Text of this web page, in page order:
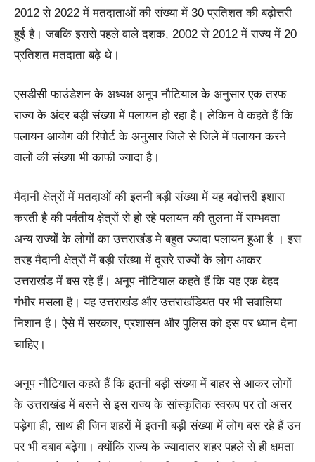
2012 से 2022 में मतदाताओं की संख्या में 30 प्रतिशत की बढ़ोत्तरी
हुई है। जबकि इससे पहले वाले दशक, 2002 से 2012 में राज्य में 20
प्रतिशत मतदाता बढ़े थे।
एसडीसी फाउंडेशन के अध्यक्ष अनूप नौटियाल के अनुसार एक तरफ
राज्य के अंदर बड़ी संख्या में पलायन हो रहा है। लेकिन वे कहते हैं कि
पलायन आयोग की रिपोर्ट के अनुसार जिले से जिले में पलायन करने
वालों की संख्या भी काफी ज्यादा है।
मैदानी क्षेत्रों में मतदाओं की इतनी बड़ी संख्या में यह बढ़ोत्तरी इशारा
करती है की पर्वतीय क्षे़त्रों से हो रहे पलायन की तुलना में सम्भवता
अन्य राज्यों के लोगों का उत्तराखंड मे बहुत ज्यादा पलायन हुआ है । इस
तरह मैदानी क्षेत्रों में बड़ी संख्या में दूसरे राज्यों के लोग आकर
उत्तराखंड में बस रहे हैं। अनूप नौटियाल कहते हैं कि यह एक बेहद
गंभीर मसला है। यह उत्तराखंड और उत्तराखंडियत पर भी सवालिया
निशान है। ऐसे में सरकार, प्रशासन और पुलिस को इस पर ध्यान देना
चाहिए।
अनूप नौटियाल कहते हैं कि इतनी बड़ी संख्या में बाहर से आकर लोगों
के उत्तराखंड में बसने से इस राज्य के सांस्कृतिक स्वरूप पर तो असर
पड़ेगा ही, साथ ही जिन शहरों में इतनी बड़ी संख्या में लोग बस रहे हैं उन
पर भी दबाव बढ़ेगा। क्योंकि राज्य के ज्यादातर शहर पहले से ही क्षमता